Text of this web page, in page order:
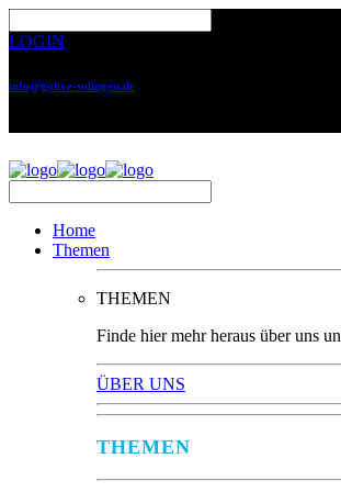
LOGIN
info@golive-solingen.de
Home
Themen
THEMEN
Finde hier mehr heraus über uns
ÜBER UNS
THEMEN